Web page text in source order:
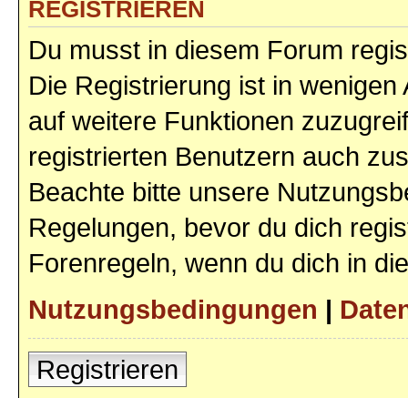
REGISTRIEREN
Du musst in diesem Forum
Die Registrierung ist in
auf weitere Funktionen
registrierten Benutzern auch
Beachte bitte unsere
Regelungen, bevor du dich
Forenregeln, wenn du dich in
Nutzungsbedingungen |
Registrieren